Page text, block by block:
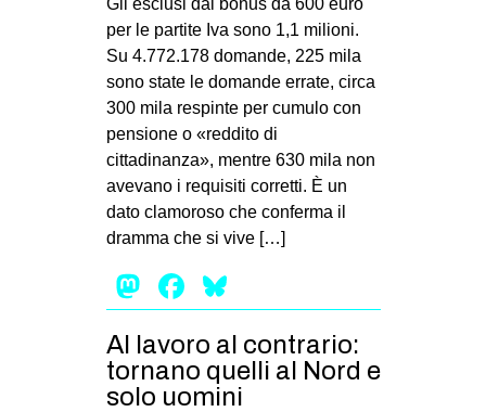
per le partite Iva sono 1,1 milioni.
Su 4.772.178 domande, 225 mila
sono state le domande errate, circa
300 mila respinte per cumulo con
pensione o «reddito di
cittadinanza», mentre 630 mila non
avevano i requisiti corretti. È un
dato clamoroso che conferma il
dramma che si vive […]
Mastodon
Facebook
Al lavoro al contrario:
tornano quelli al Nord e
solo uomini